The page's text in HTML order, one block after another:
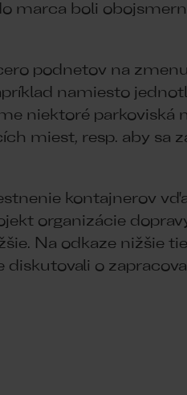
marca boli
podnetov na
namiesto
niektoré
miest, resp. aby sa
kontajnerov
organizácie
Na odkaze nižšie
o